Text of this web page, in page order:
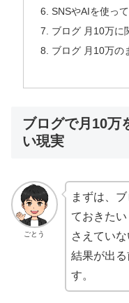
SNSやAIを使っ
ブログ 月10万に
ブログ 月10万の
ブログで月10万
い現実
ごとう
まずは、
ておきた
さえてい
結果が出
す。